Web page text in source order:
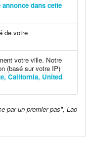
dans cette
de votre
votre ville. Notre
(basé sur votre IP)
California, United
par un premier pas", Lao